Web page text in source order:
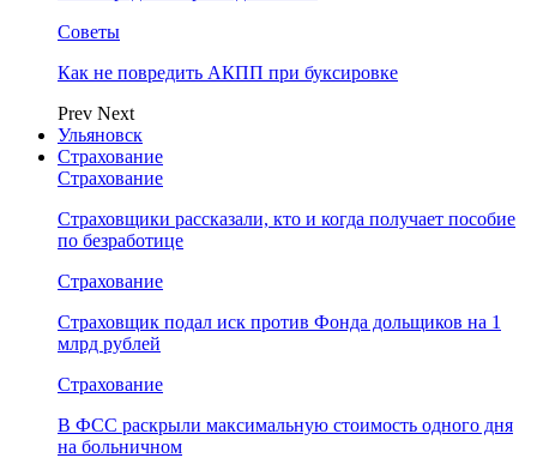
Советы
Как не повредить АКПП при буксировке
Prev Next
Ульяновск
Страхование
Страхование
Страховщики рассказали, кто и когда получает пособие
по безработице
Страхование
Страховщик подал иск против Фонда дольщиков на 1
млрд рублей
Страхование
В ФСС раскрыли максимальную стоимость одного дня
на больничном